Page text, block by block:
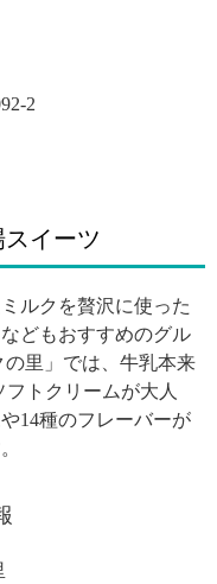
2
イーツ
ルクを贅沢に使った
どもおすすめのグル
の里」では、牛乳本来
トクリームが大人
14種のフレーバーが